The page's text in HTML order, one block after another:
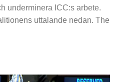
underminera ICC:s arbete.
uttalande nedan. The